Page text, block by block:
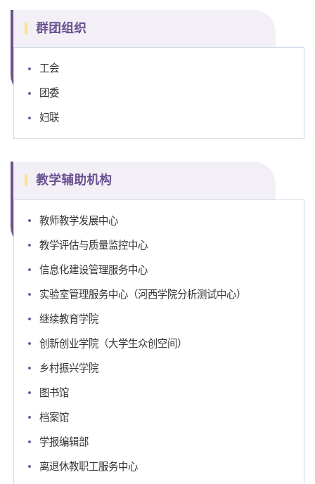
群团组织
工会
团委
妇联
教学辅助机构
教师教学发展中心
教学评估与质量监控中心
信息化建设管理服务中心
实验室管理服务中心（河西学院分析测试中心）
继续教育学院
创新创业学院（大学生众创空间）
乡村振兴学院
图书馆
档案馆
学报编辑部
离退休教职工服务中心